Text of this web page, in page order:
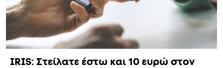
IRIS: Στείλατε έστω και 10 ευρώ στον